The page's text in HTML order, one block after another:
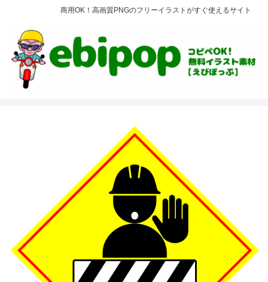
商用OK！高画質PNGのフリーイラストがすぐ使えるサイト